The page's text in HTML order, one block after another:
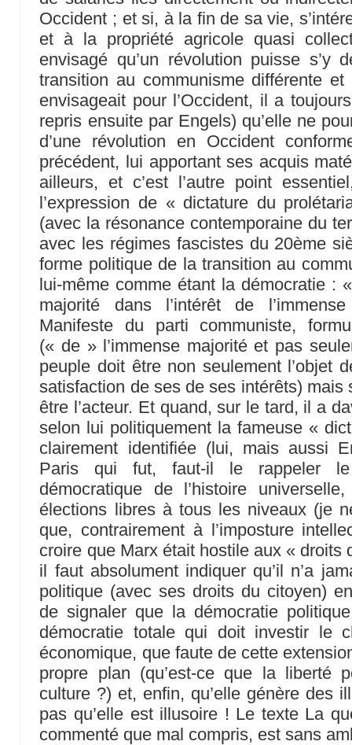
Occident ; et si, à la fin de sa vie,
et à la propriété agricole quasi
envisagé qu’un révolution puisse s’y
transition au communisme différente
envisageait pour l’Occident, il a
repris ensuite par Engels) qu’elle ne
d’une révolution en Occident
précédent, lui apportant ses acquis
ailleurs, et c’est l’autre point
l’expression de « dictature du
(avec la résonance contemporaine du
avec les régimes fascistes du 20ème
forme politique de la transition au
lui-même comme étant la démocratie :
majorité dans l’intérêt de
Manifeste du parti communiste,
(« de » l’immense majorité et pas
peuple doit être non seulement l’objet
satisfaction de ses de ses intérêts) mais
être l’acteur. Et quand, sur le tard, il a
selon lui politiquement la fameuse «
clairement identifiée (lui, mais aussi
Paris qui fut, faut-il le rappeler le
démocratique de l’histoire
élections libres à tous les niveaux (je
que, contrairement à l’imposture
croire que Marx était hostile aux « droits
il faut absolument indiquer qu’il n’a
politique (avec ses droits du citoyen)
de signaler que la démocratie
démocratie totale qui doit investir le
économique, que faute de cette
propre plan (qu’est-ce que la liberté
culture ?) et, enfin, qu’elle génère des
pas qu’elle est illusoire ! Le texte La
commenté que mal compris, est sans